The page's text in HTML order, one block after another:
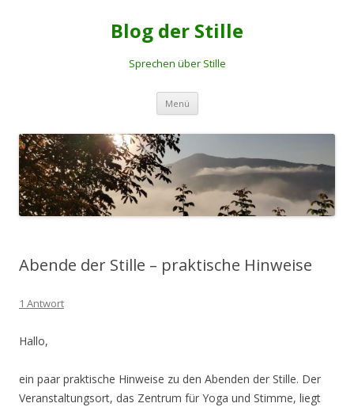
Blog der Stille
Sprechen über Stille
Menü Springe
Inhalt
Abende der Stille – praktische Hinweise
1 Antwort
Hallo,
ein paar praktische Hinweise zu den Abenden der Stille. Der
Veranstaltungsort, das Zentrum für Yoga und Stimme, liegt